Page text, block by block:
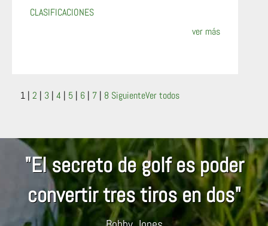
CLASIFICACIONES
ver más
1 | 2 | 3 | 4 | 5 | 6 | 7 | 8 SiguienteVer todos
"El secreto de golf es poder
convertir tres tiros en dos"